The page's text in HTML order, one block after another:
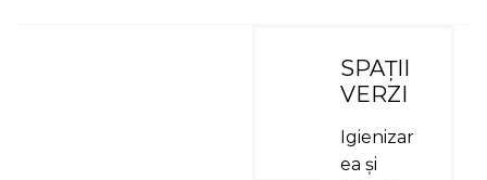
SPAȚII
VERZI
Igienizar
ea și